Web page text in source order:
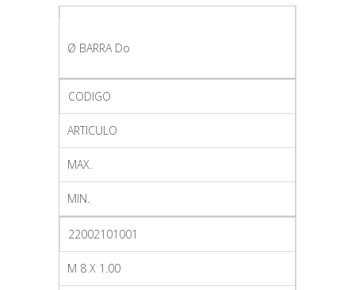
Ø BARRA Do
CODIGO
ARTICULO
MAX.
MIN.
22002101001
M 8 X 1.00